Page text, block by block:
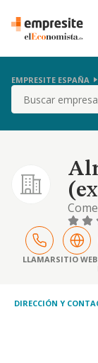
EMPRESITE ESPAÑA
Buscar
LLAMARSITIO WEB
DIRECCIÓN Y